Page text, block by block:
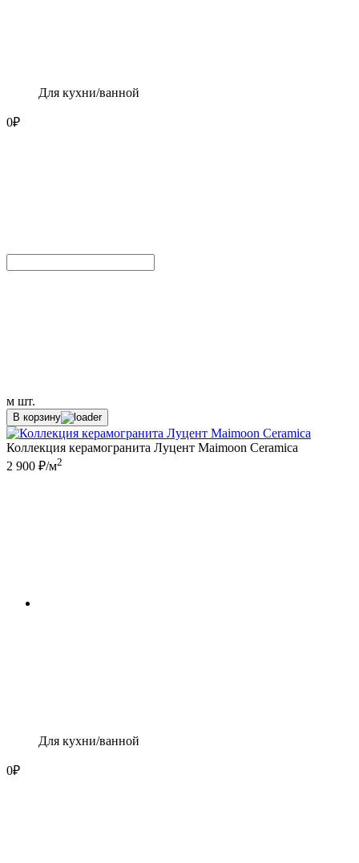
Для кухни/ванной
0₽
м шт.
В корзину
Коллекция керамогранита Луцент Maimoon Ceramica
2 900 ₽/м2
Для кухни/ванной
0₽